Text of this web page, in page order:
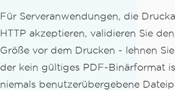
  getLog
( userId = null )
{
return userId ? this.log .
((e ) => e.userId === userId)
Für Serveranwendungen, die
HTTP akzeptieren, validieren Sie
Größe vor dem Drucken - lehnen
der kein gültiges PDF-Binärformat
niemals benutzerübergebene